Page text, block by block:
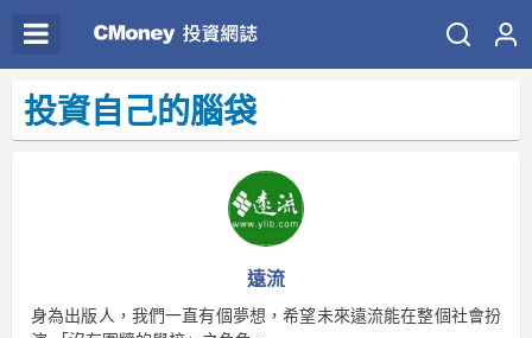
投資自己的腦袋
遠流
身為出版人，我們一直有個夢想，希望未來遠流能在整個社會扮